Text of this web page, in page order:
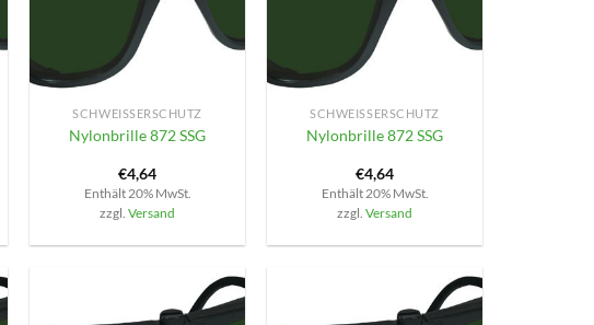
+
SCHWEISSERSCHUTZ
Nylonbrille 872 SSG
€4,64
Enthält 20% MwSt.
zzgl.Versand
+
SCHWEISSERSCHUTZ
Nylonbrille 872 SSG
€4,64
Enthält 20% MwSt.
zzgl.Versand